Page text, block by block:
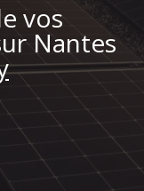
vos
Nantes